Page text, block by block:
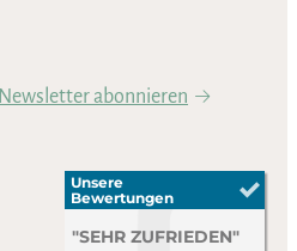
Newsletter abonnieren